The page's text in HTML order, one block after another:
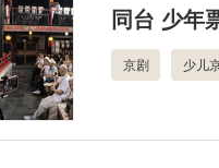
同台 少年
京剧 少儿